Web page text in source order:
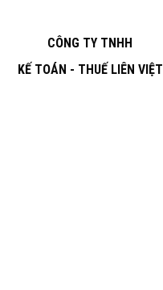
CÔNG TY TNHH
KẾ TOÁN - THUẾ LIÊN VIỆT